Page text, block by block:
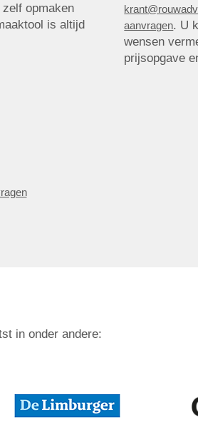
opmaken
is altijd
aanvragen. U
wensen
prijsopgave
in onder andere: